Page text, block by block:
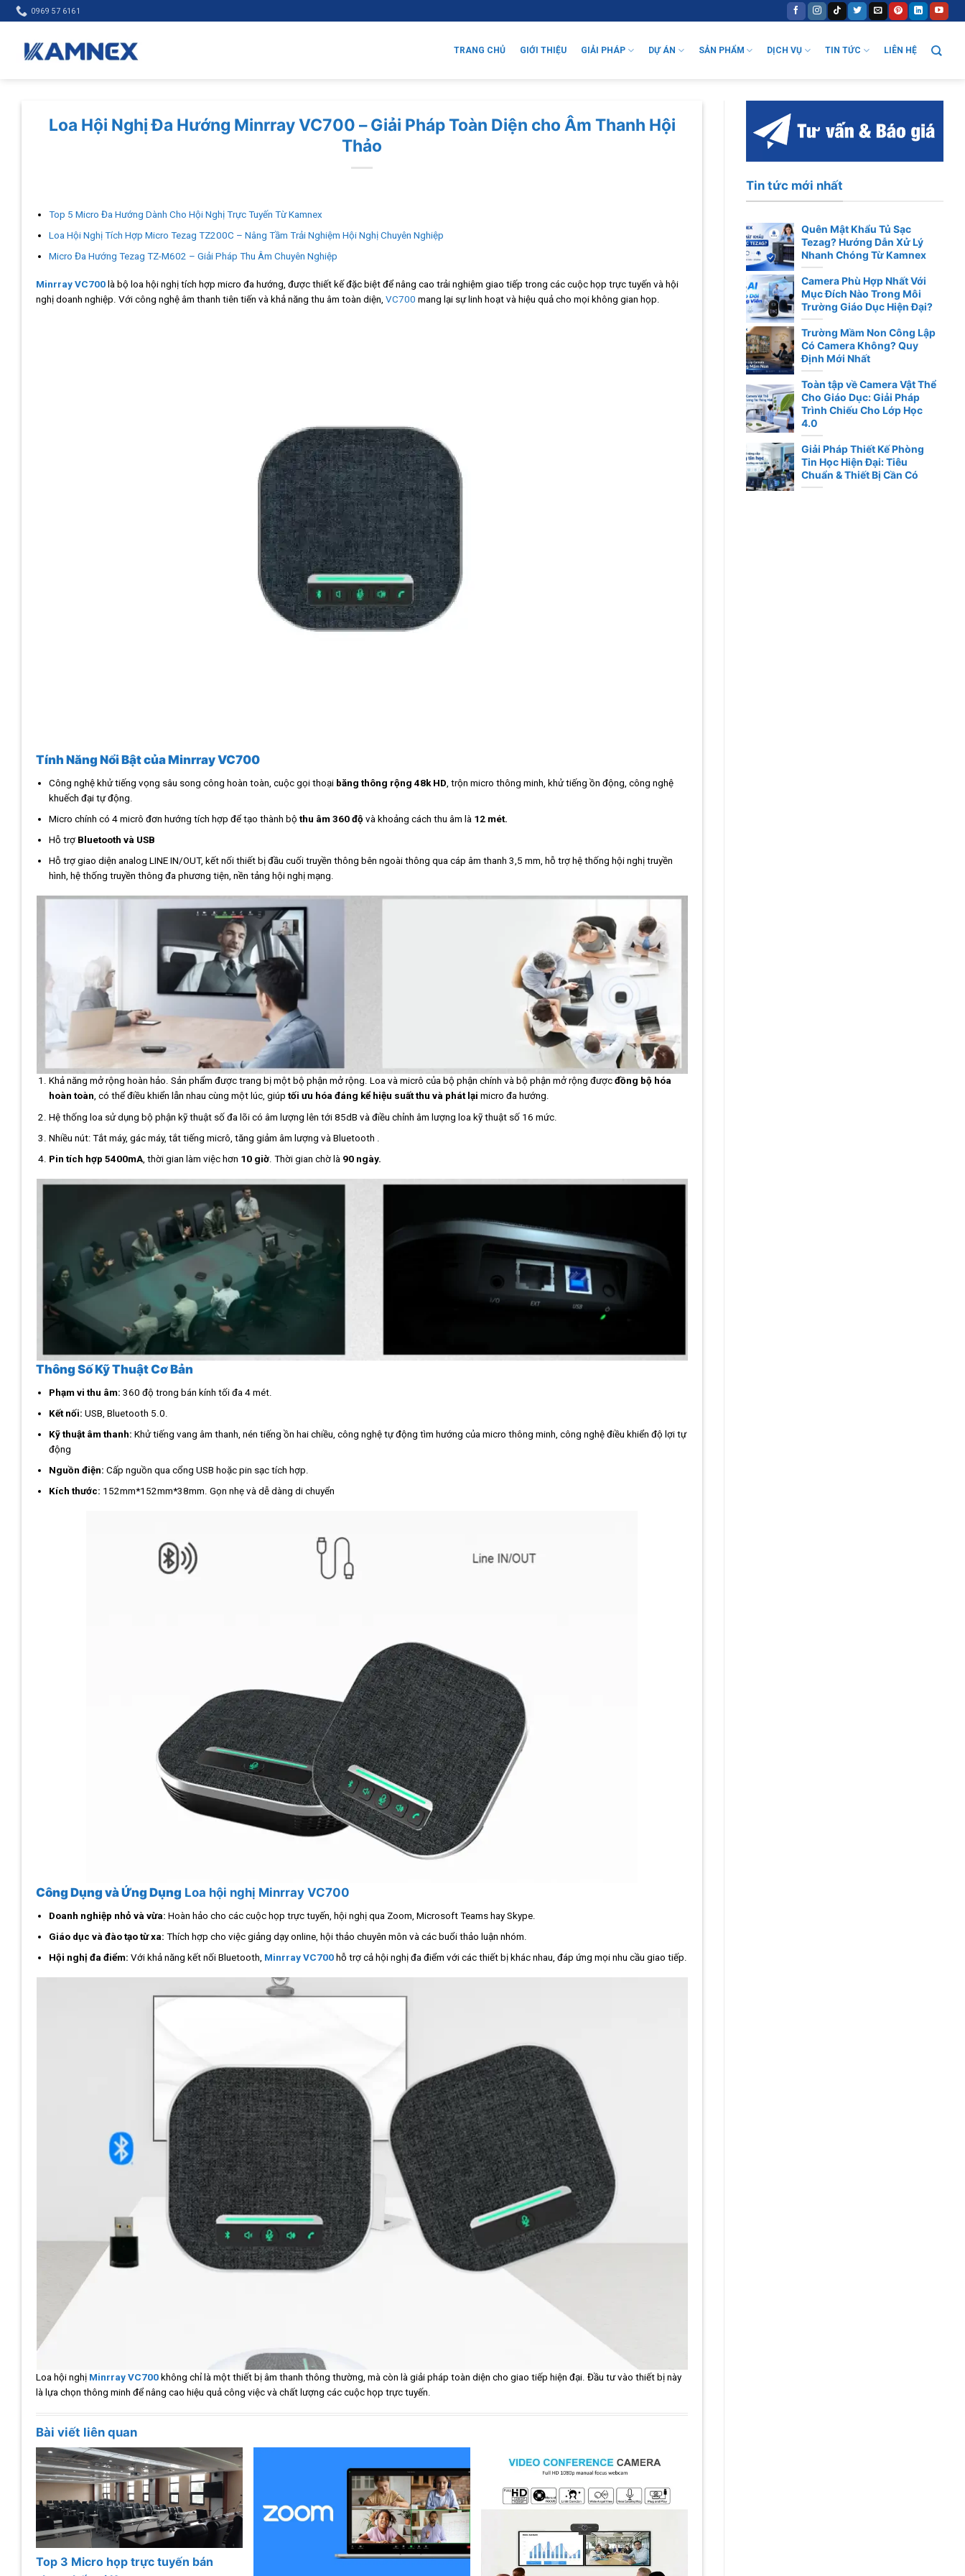
Skip
to
0969 57 6161
TRANG CHỦ GIỚI THIỆU GIẢI PHÁP DỰ ÁN SẢN PHẨM DỊCH VỤ TIN TỨC LIÊN HỆ
Loa Hội Nghị Đa Hướng Minrray VC700 – Giải Pháp Toàn Diện cho Âm Thanh Hội
Thảo
Top 5 Micro Đa Hướng Dành Cho Hội Nghị Trực Tuyến Từ Kamnex
Loa Hội Nghị Tích Hợp Micro Tezag TZ200C – Nâng Tầm Trải Nghiệm Hội Nghị Chuyên Nghiệp
Micro Đa Hướng Tezag TZ-M602 – Giải Pháp Thu Âm Chuyên Nghiệp
Minrray VC700 là bộ loa hội nghị tích hợp micro đa hướng, được thiết kế đặc biệt để nâng cao trải nghiệm giao tiếp trong các cuộc họp trực tuyến và hội
nghị doanh nghiệp. Với công nghệ âm thanh tiên tiến và khả năng thu âm toàn diện, VC700 mang lại sự linh hoạt và hiệu quả cho mọi không gian họp.
Tính Năng Nổi Bật củaMinrray VC700
Công nghệ khử tiếng vọng sâu song công hoàn toàn, cuộc gọi thoại băng thông rộng 48k HD , trộn micro thông minh, khử tiếng ồn động, công nghệ
khuếch đại tự động.
Micro chính có 4 micrô đơn hướng tích hợp để tạo thành bộ thu âm 360 độvà khoảng cách thu âm là 12 mét.
Hỗ trợ Bluetooth và USB
Hỗ trợ giao diện analog LINE IN/OUT, kết nối thiết bị đầu cuối truyền thông bên ngoài thông qua cáp âm thanh 3,5 mm, hỗ trợ hệ thống hội nghị truyền
hình, hệ thống truyền thông đa phương tiện, nền tảng hội nghị mạng.
Khả năng mở rộng hoàn hảo. Sản phẩm được trang bị một bộ phận mở rộng. Loa và micrô của bộ phận chính và bộ phận mở rộng được đồng bộ hóa
hoàn toàn, có thể điều khiển lẫn nhau cùng một lúc, giúp tối ưu hóa đáng kể hiệu suất thu và phát lại micro đa hướng.
Hệ thống loa sử dụng bộ phận kỹ thuật số đa lõi có âm lượng lên tới 85dB và điều chỉnh âm lượng loa kỹ thuật số 16 mức.
Nhiều nút: Tắt máy, gác máy, tắt tiếng micrô, tăng giảm âm lượng và Bluetooth .
Pin tích hợp 5400mA, thời gian làm việc hơn 10 giờ. Thời gian chờ là 90 ngày.
Thông Số Kỹ Thuật Cơ Bản
Phạm vi thu âm: 360 độ trong bán kính tối đa 4 mét.
Kết nối: USB, Bluetooth 5.0.
Kỹ thuật âm thanh: Khử tiếng vang âm thanh, nén tiếng ồn hai chiều, công nghệ tự động tìm hướng của micro thông minh, công nghệ điều khiển độ lợi tự
động
Nguồn điện: Cấp nguồn qua cổng USB hoặc pin sạc tích hợp.
Kích thước: 152mm*152mm*38mm. Gọn nhẹ và dễ dàng di chuyển
Công Dụng và Ứng Dụng Loa hội nghị Minrray VC700
Doanh nghiệp nhỏ và vừa: Hoàn hảo cho các cuộc họp trực tuyến, hội nghị qua Zoom, Microsoft Teams hay Skype.
Giáo dục và đào tạo từ xa: Thích hợp cho việc giảng dạy online, hội thảo chuyên môn và các buổi thảo luận nhóm.
Hội nghị đa điểm: Với khả năng kết nối Bluetooth, Minrray VC700hỗ trợ cả hội nghị đa điểm với các thiết bị khác nhau, đáp ứng mọi nhu cầu giao tiếp.
Loa hội nghị Minrray VC700 không chỉ là một thiết bị âm thanh thông thường, mà còn là giải pháp toàn diện cho giao tiếp hiện đại. Đầu tư vào thiết bị này
là lựa chọn thông minh để nâng cao hiệu quả công việc và chất lượng các cuộc họp trực tuyến.
Bài viết liên quan
Top 3 Micro họp trực tuyến bán
Tin tức mới nhất
Quên Mật Khẩu Tủ Sạc
Tezag? Hướng Dẫn Xử Lý
Nhanh Chóng Từ Kamnex
Camera Phù Hợp Nhất Với
Mục Đích Nào Trong Môi
Trường Giáo Dục Hiện Đại?
Trường Mầm Non Công Lập
Có Camera Không? Quy
Định Mới Nhất
Toàn tập về Camera Vật Thể
Cho Giáo Dục: Giải Pháp
Trình Chiếu Cho Lớp Học
4.0
Giải Pháp Thiết Kế Phòng
Tin Học Hiện Đại: Tiêu
Chuẩn & Thiết Bị Cần Có